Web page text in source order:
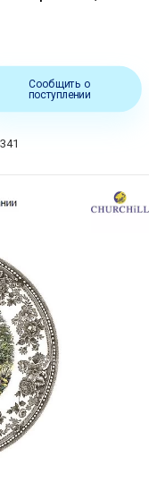
Сообщить о
поступлении